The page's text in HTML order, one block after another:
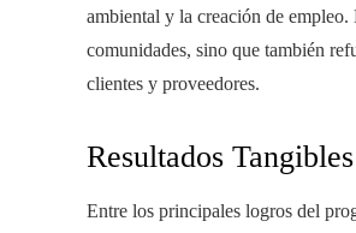
ambiental y la creación de
comunidades, sino que también
clientes y proveedores.
Resultados
Entre los principales logros del